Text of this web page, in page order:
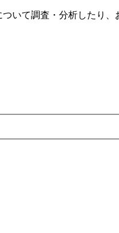
いて調査・分析したり